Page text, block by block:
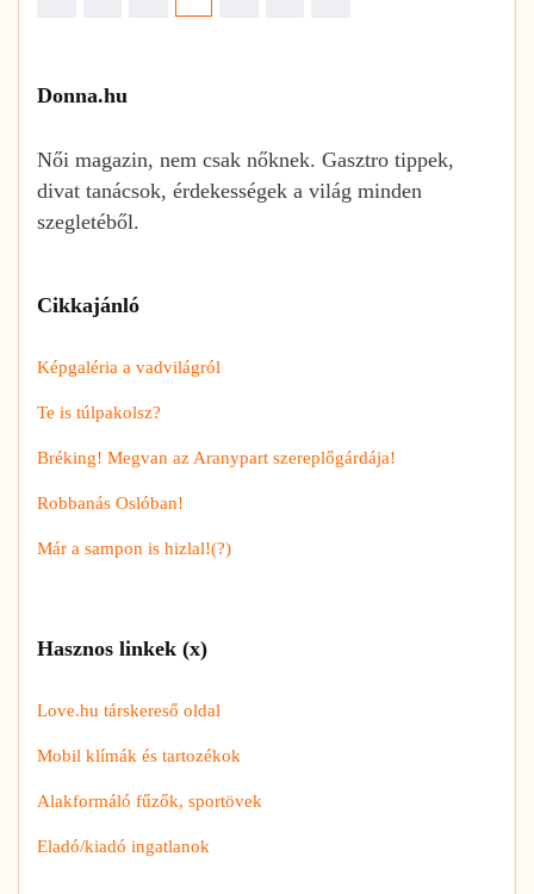
Donna.hu
Női magazin, nem csak nőknek. Gasztro tippek,
divat tanácsok, érdekességek a világ minden
szegletéből.
Cikkajánló
Képgaléria a vadvilágról
Te is túlpakolsz?
Bréking! Megvan az Aranypart szereplőgárdája!
Robbanás Oslóban!
Már a sampon is hizlal!(?)
Hasznos linkek (x)
Love.hu társkereső oldal
Mobil klímák és tartozékok
Alakformáló fűzők, sportövek
Eladó/kiadó ingatlanok